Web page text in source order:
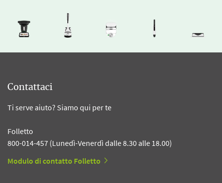
Contattaci
Ti serve aiuto? Siamo qui per te
Folletto
800-014-457 (Lunedì-Venerdì dalle 8.30 alle 18.00)
Modulo di contatto Folletto